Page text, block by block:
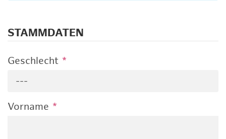
STAMMDATEN
Geschlecht *
---
Vorname *